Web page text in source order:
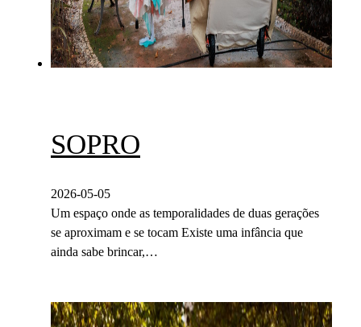
SOPRO
2026-05-05
Um espaço onde as temporalidades de duas gerações
se aproximam e se tocam Existe uma infância que
ainda sabe brincar,…